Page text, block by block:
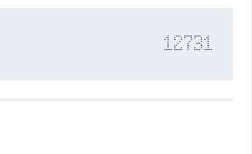
12731